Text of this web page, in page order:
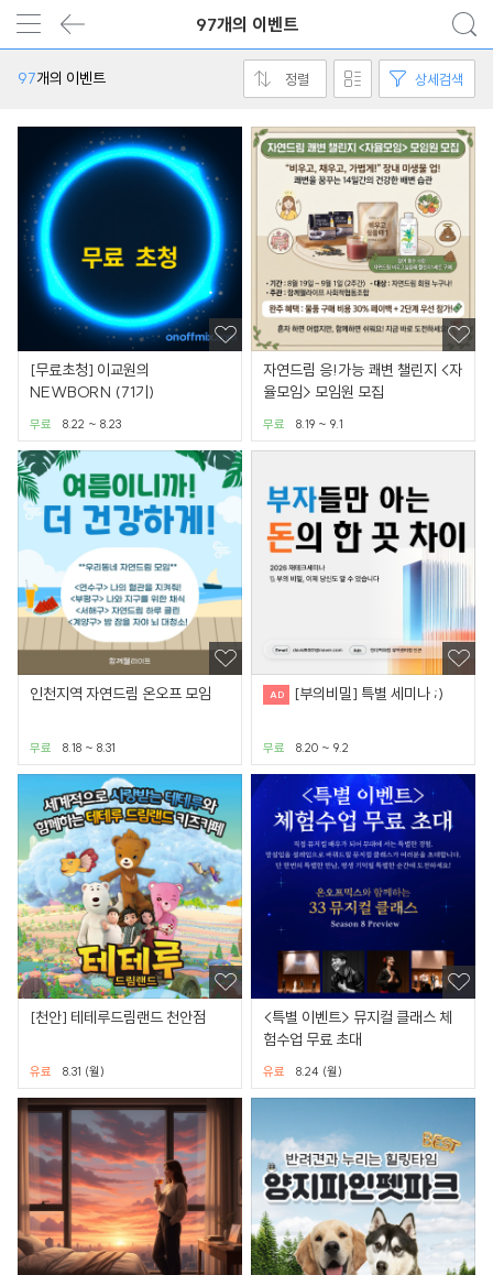
97개의 이벤트
97개의 이벤트 정렬 상세검색
[무료초청] 이교원의
NEWBORN (71기)
8.22 ~ 8.23
무료
자연드림 응!가능 쾌변 챌린지 <자
율모임> 모임원 모집
8.19 ~ 9.1
무료
인천지역 자연드림 온오프 모임
8.18 ~ 8.31
무료
[부의비밀] 특별 세미나 ;)
8.20 ~ 9.2
무료
[천안] 테테루드림랜드 천안점
8.31 (월)
유료
<특별 이벤트> 뮤지컬 클래스 체
험수업 무료 초대
8.24 (월)
유료